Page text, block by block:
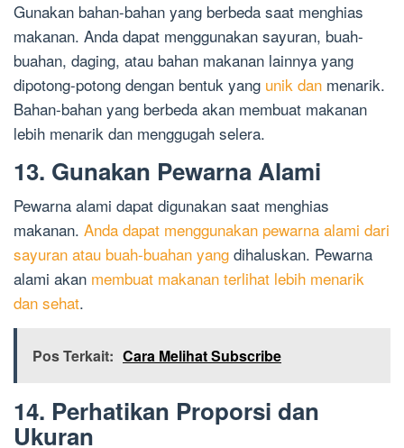
Gunakan bahan-bahan yang berbeda saat menghias
makanan. Anda dapat menggunakan sayuran, buah-
buahan, daging, atau bahan makanan lainnya yang
dipotong-potong dengan bentuk yang unik dan menarik.
Bahan-bahan yang berbeda akan membuat makanan
lebih menarik dan menggugah selera.
13. Gunakan Pewarna Alami
Pewarna alami dapat digunakan saat menghias
makanan. Anda dapat menggunakan pewarna alami dari
sayuran atau buah-buahan yang dihaluskan. Pewarna
alami akan membuat makanan terlihat lebih menarik
dan sehat.
Pos Terkait: Cara Melihat Subscribe
14. Perhatikan Proporsi dan
Ukuran